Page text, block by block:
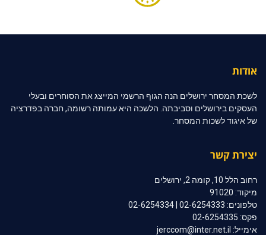
אודות
לשכת המסחר ירושלים הנה הגוף הרשמי המייצג את הסוחרים ובעלי
העסקים בירושלים וסביבתה. הלשכה היא עמותה רשומה, חברה בפדרציה
של איגוד לשכות המסחר.
יצירת קשר
רחוב הלל 10, קומה 2, ירושלים
מיקוד: 91020
טלפונים: 02-6254333 | 02-6254334
פקס: 02-6254335
אימייל: jerccom@inter.net.il